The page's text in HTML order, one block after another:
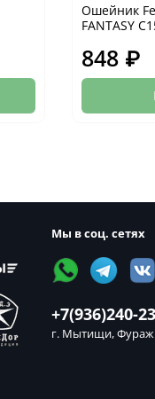
Ошейник
FANTASY
848 ₽
Мы в соц. сетях
+7(936)240-
г. Мытищи,